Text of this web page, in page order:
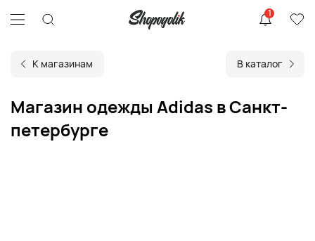
1
К магазинам В каталог
Магазин одежды Adidas в Санкт-
петербурге